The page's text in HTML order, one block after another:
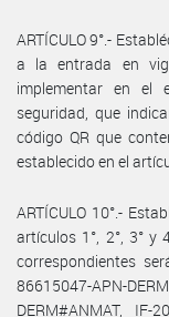
ARTÍCULO 9°.-
a la entrada en
implementar en el
seguridad, que
código QR que
establecido en el
ARTÍCULO 10°.-
artículos 1°, 2°, 3° y
correspondientes
86615047-APN-
DERM#ANMAT, IF-